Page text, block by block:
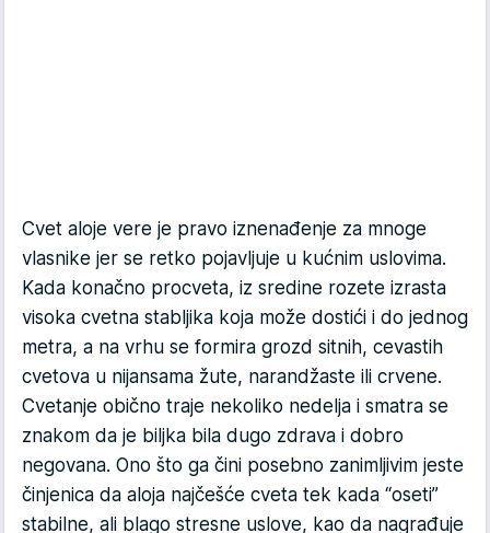
Cvet aloje vere je pravo iznenađenje za mnoge
vlasnike jer se retko pojavljuje u kućnim uslovima.
Kada konačno procveta, iz sredine rozete izrasta
visoka cvetna stabljika koja može dostići i do jednog
metra, a na vrhu se formira grozd sitnih, cevastih
cvetova u nijansama žute, narandžaste ili crvene.
Cvetanje obično traje nekoliko nedelja i smatra se
znakom da je biljka bila dugo zdrava i dobro
negovana. Ono što ga čini posebno zanimljivim jeste
činjenica da aloja najčešće cveta tek kada “oseti”
stabilne, ali blago stresne uslove, kao da nagrađuje